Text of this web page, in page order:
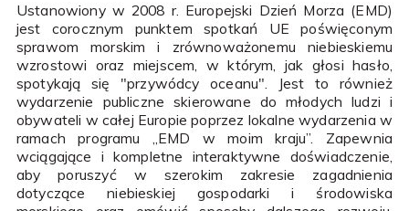
Ustanowiony w 2008 r. Europejski Dzień Morza (EMD)
jest corocznym punktem spotkań UE poświęconym
sprawom morskim i zrównoważonemu niebieskiemu
wzrostowi oraz miejscem, w którym, jak głosi hasło,
spotykają się "przywódcy oceanu". Jest to również
wydarzenie publiczne skierowane do młodych ludzi i
obywateli w całej Europie poprzez lokalne wydarzenia w
ramach programu „EMD w moim kraju”. Zapewnia
wciągające i kompletne interaktywne doświadczenie,
aby poruszyć w szerokim zakresie zagadnienia
dotyczące niebieskiej gospodarki i środowiska